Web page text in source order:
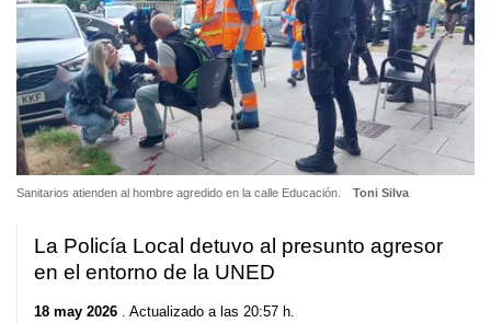
Sanitarios atienden al hombre agredido en la calle Educación. Toni Silva
La Policía Local detuvo al presunto agresor
en el entorno de la UNED
18 may 2026 . Actualizado a las 20:57 h.